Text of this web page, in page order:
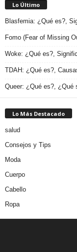
Lo Último
Blasfemia: ¿Qué es?,
Fomo (Fear of Missing
Woke: ¿Qué es?,
TDAH: ¿Qué es?,
Queer: ¿Qué es?, ¿Qué
Lo Más Destacado
salud
Consejos y Tips
Moda
Cuerpo
Cabello
Ropa